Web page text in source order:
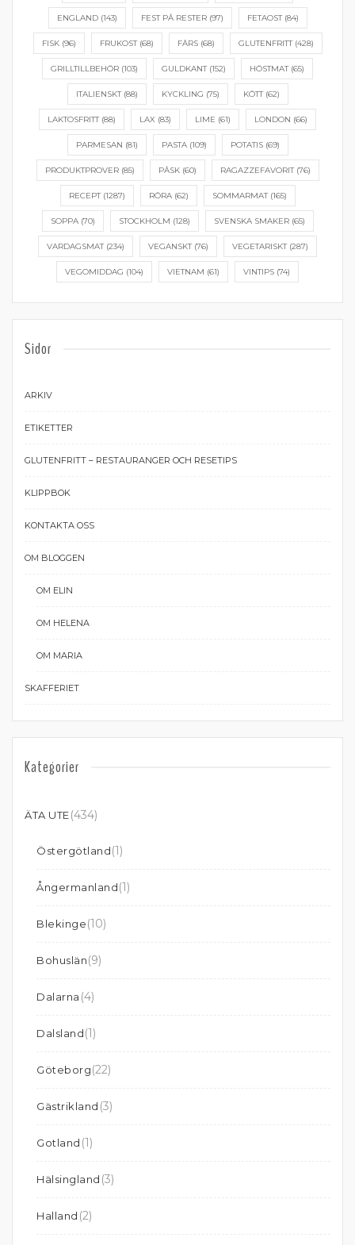
ENGLAND(143) FEST PÅ RESTER(97) FETAOST(84)
FISK(96) FRUKOST(68) FÄRS(68) GLUTENFRITT(428)
GRILLTILLBEHÖR (103) GULDKANT(152) HÖSTMAT(65)
ITALIENSKT(88) KYCKLING (75) KÖTT(62)
LAKTOSFRITT(88) LAX (83) LIME (61) LONDON (66)
PARMESAN (81) PASTA(109) POTATIS(69)
PRODUKTPROVER(85) PÅSK(60) RAGAZZEFAVORIT(76)
RECEPT(1287) RÖRA(62) SOMMARMAT(165)
SOPPA(70) STOCKHOLM (128) SVENSKA SMAKER(65)
VARDAGSMAT(234) VEGANSKT(76) VEGETARISKT(287)
VEGOMIDDAG (104) VIETNAM (61) VINTIPS (74)
Sidor
ARKIV
ETIKETTER
GLUTENFRITT – RESTAURANGER OCH RESETIPS
KLIPPBOK
KONTAKTA OSS
OM BLOGGEN
OM ELIN
OM HELENA
OM MARIA
SKAFFERIET
Kategorier
ÄTA UTE(434)
Östergötland(1)
Ångermanland(1)
Blekinge(10)
Bohuslän(9)
Dalarna (4)
Dalsland(1)
Göteborg(22)
Gästrikland (3)
Gotland (1)
Hälsingland (3)
Halland (2)